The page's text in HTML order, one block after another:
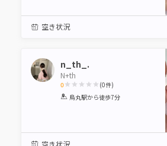
空き状況
n_th_.
N+th
0
1 2 3 4 5
(0件)
烏丸駅から徒歩7分
空き状況